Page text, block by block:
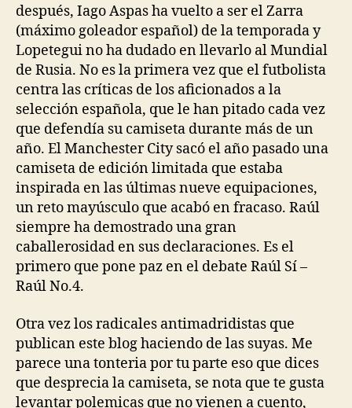
después, Iago Aspas ha vuelto a ser el Zarra
(máximo goleador español) de la temporada y
Lopetegui no ha dudado en llevarlo al Mundial
de Rusia. No es la primera vez que el futbolista
centra las críticas de los aficionados a la
selección española, que le han pitado cada vez
que defendía su camiseta durante más de un
año. El Manchester City sacó el año pasado una
camiseta de edición limitada que estaba
inspirada en las últimas nueve equipaciones,
un reto mayúsculo que acabó en fracaso. Raúl
siempre ha demostrado una gran
caballerosidad en sus declaraciones. Es el
primero que pone paz en el debate Raúl Sí –
Raúl No.4.
Otra vez los radicales antimadridistas que
publican este blog haciendo de las suyas. Me
parece una tonteria por tu parte eso que dices
que desprecia la camiseta, se nota que te gusta
levantar polemicas que no vienen a cuento,